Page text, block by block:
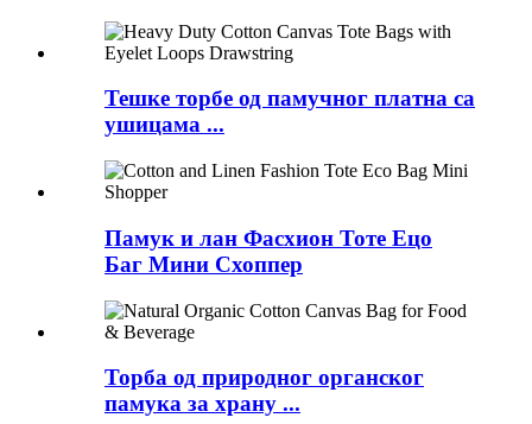
Тешке торбе од памучног платна са
ушицама ...
Памук и лан Фасхион Тоте Ецо
Баг Мини Схоппер
Торба од природног органског
памука за храну ...